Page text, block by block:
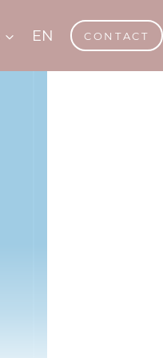
EN CONTACT